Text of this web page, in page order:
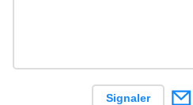
Signaler